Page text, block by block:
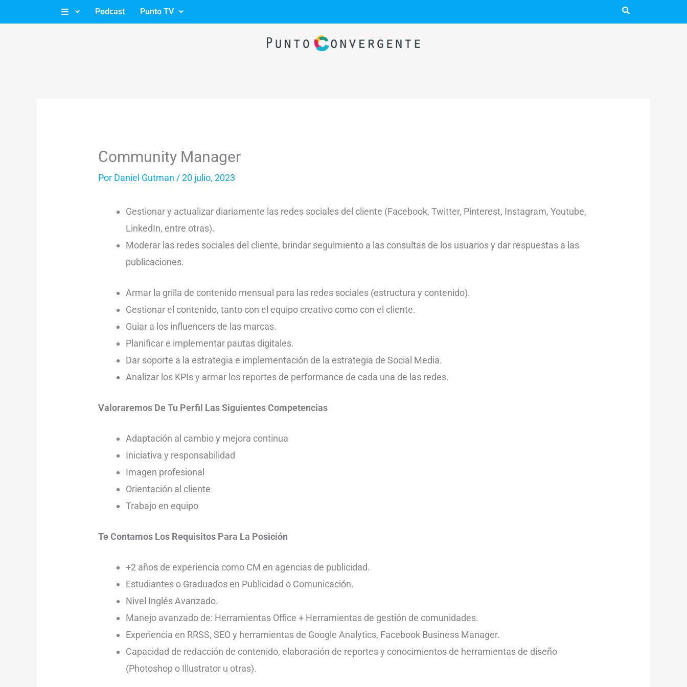
al
Podcast Punto TV
Community Manager
Por Daniel Gutman /20 julio, 2023
Gestionar y actualizar diariamente las redes sociales del cliente (Facebook, Twitter, Pinterest, Instagram, Youtube,
LinkedIn, entre otras).
Moderar las redes sociales del cliente, brindar seguimiento a las consultas de los usuarios y dar respuestas a las
publicaciones.
Armar la grilla de contenido mensual para las redes sociales (estructura y contenido).
Gestionar el contenido, tanto con el equipo creativo como con el cliente.
Guiar a los influencers de las marcas.
Planificar e implementar pautas digitales.
Dar soporte a la estrategia e implementación de la estrategia de Social Media.
Analizar los KPIs y armar los reportes de performance de cada una de las redes.
Valoraremos De Tu Perfil Las Siguientes Competencias
Adaptación al cambio y mejora continua
Iniciativa y responsabilidad
Imagen profesional
Orientación al cliente
Trabajo en equipo
Te Contamos Los Requisitos Para La Posición
+2 años de experiencia como CM en agencias de publicidad.
Estudiantes o Graduados en Publicidad o Comunicación.
Nivel Inglés Avanzado.
Manejo avanzado de: Herramientas Office + Herramientas de gestión de comunidades.
Experiencia en RRSS, SEO y herramientas de Google Analytics, Facebook Business Manager.
Capacidad de redacción de contenido, elaboración de reportes y conocimientos de herramientas de diseño
(Photoshop o Illustrator u otras).